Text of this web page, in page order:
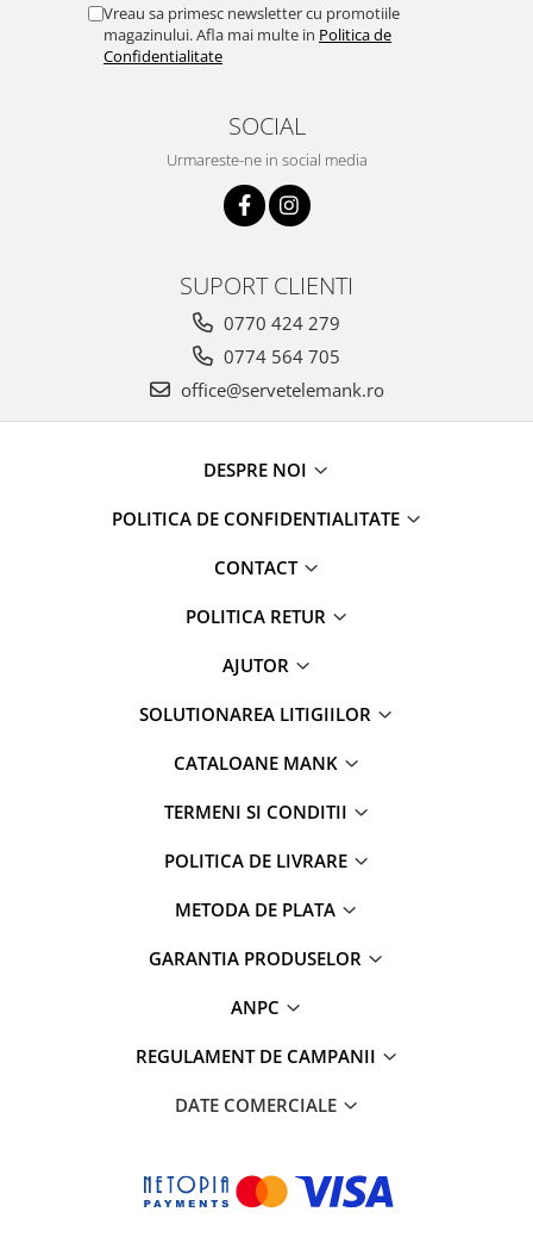
Vreau sa primesc newsletter cu promotiile
magazinului. Afla mai multe in Politica de
Confidentialitate
SOCIAL
Urmareste-ne in social media
SUPORT CLIENTI
0770 424 279
0774 564 705
office@servetelemank.ro
DESPRE NOI
POLITICA DE CONFIDENTIALITATE
CONTACT
POLITICA RETUR
AJUTOR
SOLUTIONAREA LITIGIILOR
CATALOANE MANK
TERMENI SI CONDITII
POLITICA DE LIVRARE
METODA DE PLATA
GARANTIA PRODUSELOR
ANPC
REGULAMENT DE CAMPANII
DATE COMERCIALE